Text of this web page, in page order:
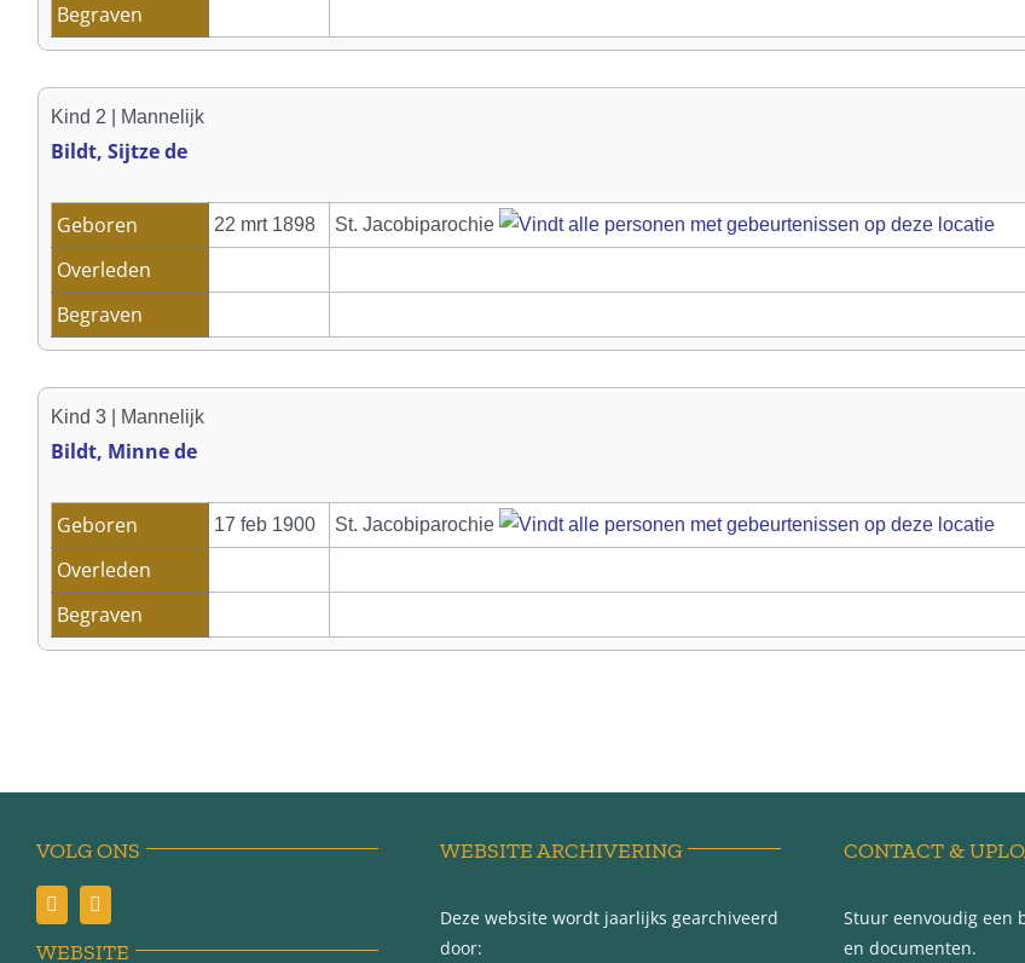
Begraven
Kind 2 | Mannelijk
Bildt, Sijtze de
Geboren 22 mrt 1898 St. Jacobiparochie
Overleden
Begraven
Kind 3 | Mannelijk
Bildt, Minne de
Geboren 17 feb 1900 St. Jacobiparochie
Overleden
Begraven
VOLG ONS
WEBSITE
WEBSITE ARCHIVERING
Deze website wordt jaarlijks gearchiveerd
door:
CONTACT &
Stuur eenvoudig een
en documenten.